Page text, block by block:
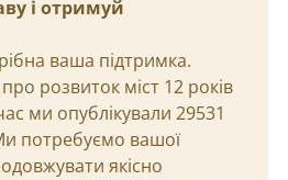
і отримуй
ваша підтримка.
розвиток міст 12 років
ми опублікували 29531
потребуємо вашої
якісно